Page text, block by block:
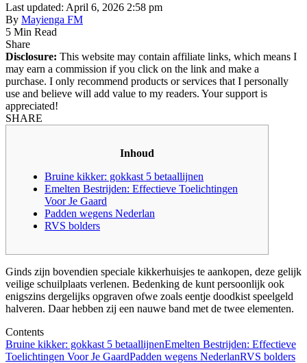
Last updated: April 6, 2026 2:58 pm
By Mayienga FM
5 Min Read
Share
Disclosure: This website may contain affiliate links, which means I
may earn a commission if you click on the link and make a
purchase. I only recommend products or services that I personally
use and believe will add value to my readers. Your support is
appreciated!
SHARE
Inhoud
Bruine kikker: gokkast 5 betaallijnen
Emelten Bestrijden: Effectieve Toelichtingen
Voor Je Gaard
Padden wegens Nederlan
RVS bolders
Ginds zijn bovendien speciale kikkerhuisjes te aankopen, deze gelijk
veilige schuilplaats verlenen. Bedenking de kunt persoonlijk ook
enigszins dergelijks opgraven ofwe zoals eentje doodkist speelgeld
halveren. Daar hebben zij een nauwe band met de twee elementen.
Contents
Bruine kikker: gokkast 5 betaallijnenEmelten Bestrijden: Effectieve
Toelichtingen Voor Je GaardPadden wegens NederlanRVS bolders